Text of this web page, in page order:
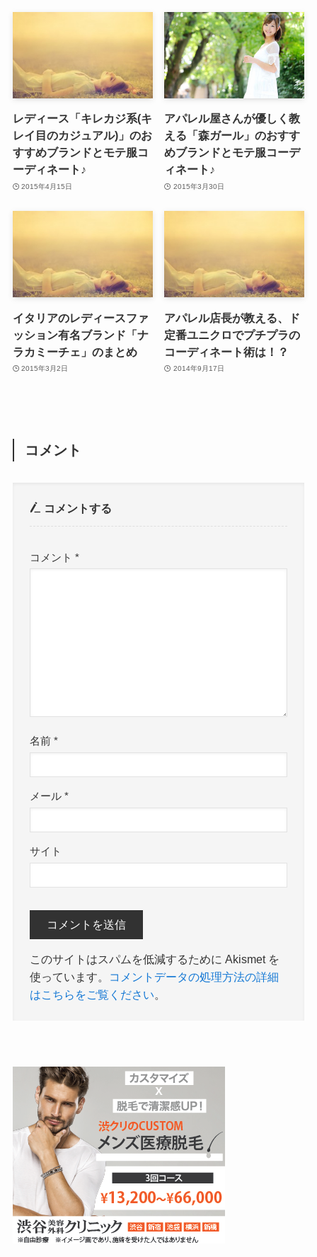
レディース「キレカジ系(キ
レイ目のカジュアル)」のお
すすめブランドとモテ服コ
ーディネート♪
2015年4月15日
アパレル屋さんが優しく教
える「森ガール」のおすす
めブランドとモテ服コーデ
ィネート♪
2015年3月30日
イタリアのレディースファ
ッション有名ブランド「ナ
ラカミーチェ」のまとめ
2015年3月2日
アパレル店長が教える、ド
定番ユニクロでプチプラの
コーディネート術は！？
2014年9月17日
コメント
コメントする
コメント*
名前*
メール*
サイト
このサイトはスパムを低減するために Akismet を
使っています。
コメントデータの処理方法の詳細
はこちらをご覧ください。